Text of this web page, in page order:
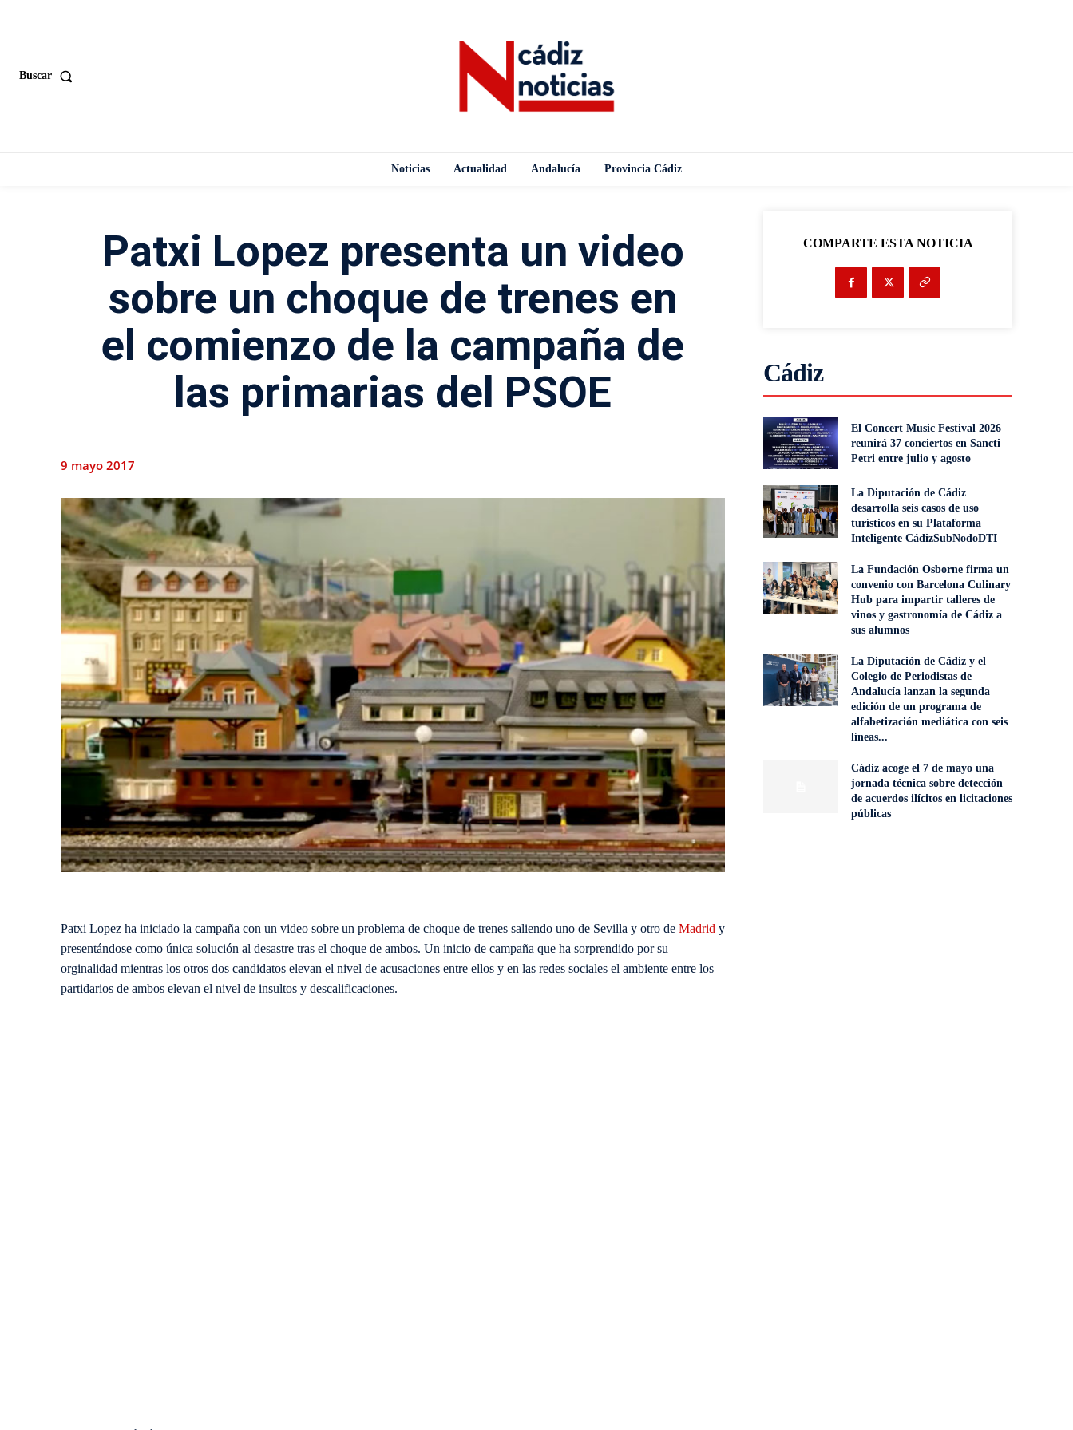
Buscar
Noticias Actualidad Andalucía Provincia Cádiz
Patxi Lopez presenta un video
sobre un choque de trenes en
el comienzo de la campaña de
las primarias del PSOE
9 mayo 2017
Patxi Lopez ha iniciado la campaña con un video sobre un problema de choque de trenes saliendo uno de Sevilla y otro de Madrid y
presentándose como única solución al desastre tras el choque de ambos. Un inicio de campaña que ha sorprendido por su
orginalidad mientras los otros dos candidatos elevan el nivel de acusaciones entre ellos y en las redes sociales el ambiente entre los
partidarios de ambos elevan el nivel de insultos y descalificaciones.
COMPARTE ESTA NOTICIA
Cádiz
El Concert Music Festival 2026
reunirá 37 conciertos en Sancti
Petri entre julio y agosto
La Diputación de Cádiz
desarrolla seis casos de uso
turísticos en su Plataforma
Inteligente CádizSubNodoDTI
La Fundación Osborne firma un
convenio con Barcelona Culinary
Hub para impartir talleres de
vinos y gastronomía de Cádiz a
sus alumnos
La Diputación de Cádiz y el
Colegio de Periodistas de
Andalucía lanzan la segunda
edición de un programa de
alfabetización mediática con seis
líneas...
Cádiz acoge el 7 de mayo una
jornada técnica sobre detección
de acuerdos ilícitos en licitaciones
públicas